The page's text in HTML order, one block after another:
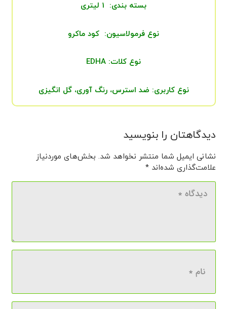
بسته بندی: 1 لیتری
نوع فرمولاسیون: کود ماکرو
نوع کلات: EDHA
نوع کاربری: ضد استرس، رنگ آوری، گل انگیزی
دیدگاهتان را بنویسید
نشانی ایمیل شما منتشر نخواهد شد. بخش‌های موردنیاز
علامت‌گذاری شده‌اند*